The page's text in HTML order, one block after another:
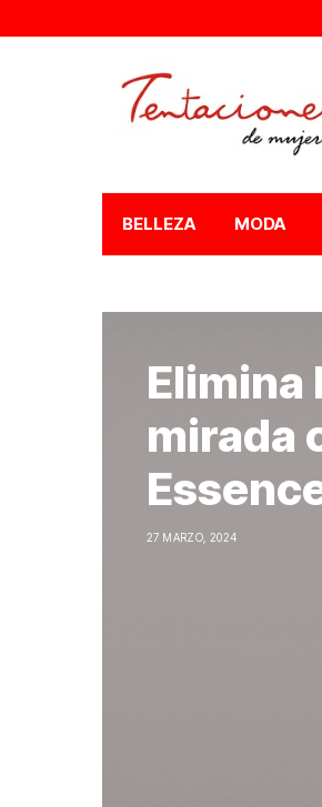
BELLEZA MODA
Elimina
mirada
27 MARZO, 2024